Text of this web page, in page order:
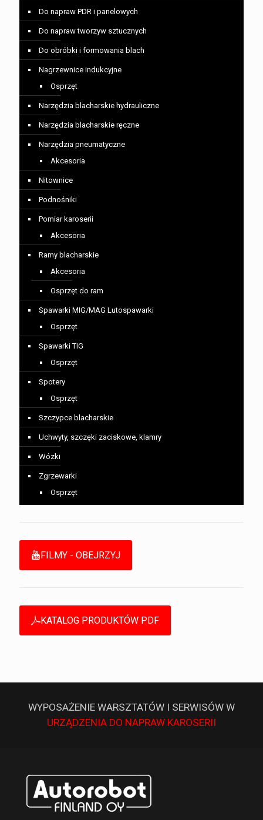
Do napraw PDR i panelowych
Do napraw tworzyw sztucznych
Do obróbki i formowania blach
Nagrzewnice indukcyjne
Osprzęt
Narzędzia blacharskie hydrauliczne
Narzędzia blacharskie ręczne
Narzędzia pneumatyczne
Akcesoria
Nitownice
Podnośniki
Pomiar karoserii
Akcesoria
Ramy blacharskie
Akcesoria
Osprzęt do ram
Spawarki MIG/MAG Lutospawarki
Osprzęt
Spawarki TIG
Osprzęt
Spotery
Osprzęt
Szczypce blacharskie
Uchwyty, szczęki zaciskowe, klamry
Wózki
Zgrzewarki
Osprzęt
FILMY - OBEJRZYJ
KATALOG PRODUKTÓW PDF
WYPOSAŻENIE WARSZTATÓW I SERWISÓW W
URZĄDZENIA DO NAPRAW KAROSERII